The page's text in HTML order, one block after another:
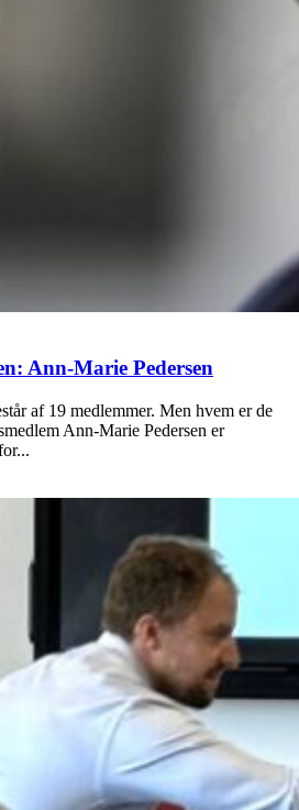
Ann-Marie Pedersen
af 19 medlemmer. Men hvem er de
Ann-Marie Pedersen er